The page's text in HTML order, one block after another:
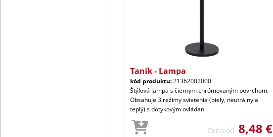
Tanik - Lampa
kód produktu:21362002000
Štýlová lampa s čiernym chrómovaným povrchom.
Obsahuje 3 režimy svietenia (biely, neutrálny a
teplý) s dotykovým ovládan
Cena od 8,48 €